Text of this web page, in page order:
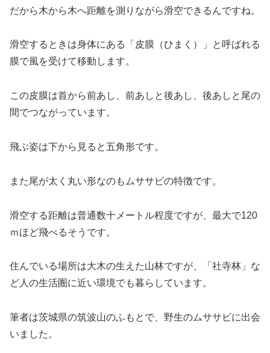
だから木から木へ距離を測りながら滑空できるんですね。
滑空するときは身体にある「皮膜（ひまく）」と呼ばれる
膜で風を受けて移動します。
この皮膜は首から前あし、前あしと後あし、後あしと尾の
間でつながっています。
飛ぶ姿は下から見ると五角形です。
また尾が太く丸い形なのもムササビの特徴です。
滑空する距離は普通数十メートル程度ですが、最大で120
ｍほど飛べるそうです。
住んでいる場所は大木の生えた山林ですが、「社寺林」な
ど人の生活圏に近い環境でも暮らしています。
筆者は茨城県の筑波山のふもとで、野生のムササビに出会
いました。